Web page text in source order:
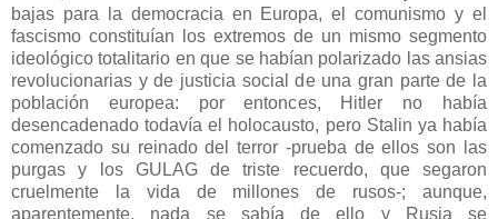
bajas para la democracia en Europa, el comunismo y el
fascismo constituían los extremos de un mismo segmento
ideológico totalitario en que se habían polarizado las ansias
revolucionarias y de justicia social de una gran parte de la
población europea: por entonces, Hitler no había
desencadenado todavía el holocausto, pero Stalin ya había
comenzado su reinado del terror -prueba de ellos son las
purgas y los GULAG de triste recuerdo, que segaron
cruelmente la vida de millones de rusos-; aunque,
aparentemente, nada se sabíade ello y Rusia se